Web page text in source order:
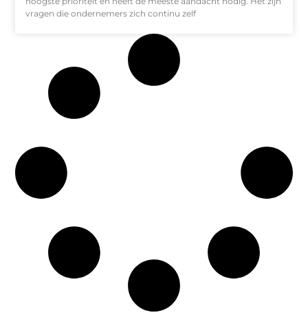
vragen die ondernemers zich continu zelf